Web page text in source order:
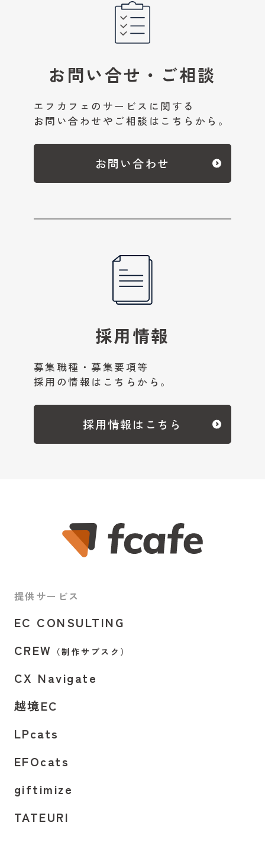
お問い合せ・ご相談
エフカフェのサービスに関する
お問い合わせやご相談はこちらから。
お問い合わせ
採用情報
募集職種・募集要項等
採用の情報はこちらから。
採用情報はこちら
提供サービス
EC CONSULTING
CREW （制作サブスク）
CX Navigate
越境EC
LPcats
EFOcats
giftimize
TATEURI